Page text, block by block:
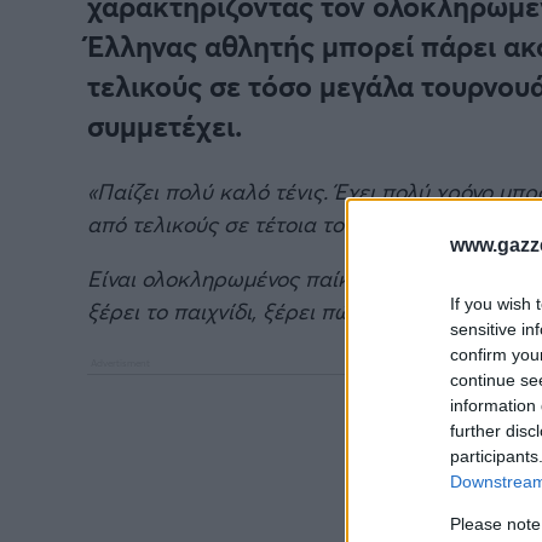
If you wish
sensitive
confirm
continue
information
further
Please
Έλληνας αθλητής μπορεί πάρει
τελικούς σε τόσο μεγάλα
συμμετέχει.
«Παίζει πολύ καλό τένις. Έχει πολύ χρόνο
από τελικούς σε τέτοια τουρνουά. Αλλά για
Είναι ολοκληρωμένος παίκτης. Έχει καλό
ξέρει το παιχνίδι, ξέρει πώς να αγωνιστεί.